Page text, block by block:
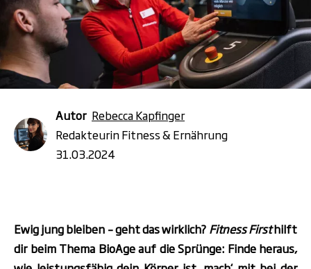
Autor Rebecca Kapfinger
Redakteurin Fitness & Ernährung
31.03.2024
Ewig jung bleiben – geht das wirklich? Fitness Firsthilft
dir beim Thema BioAge auf die Sprünge: Finde heraus,